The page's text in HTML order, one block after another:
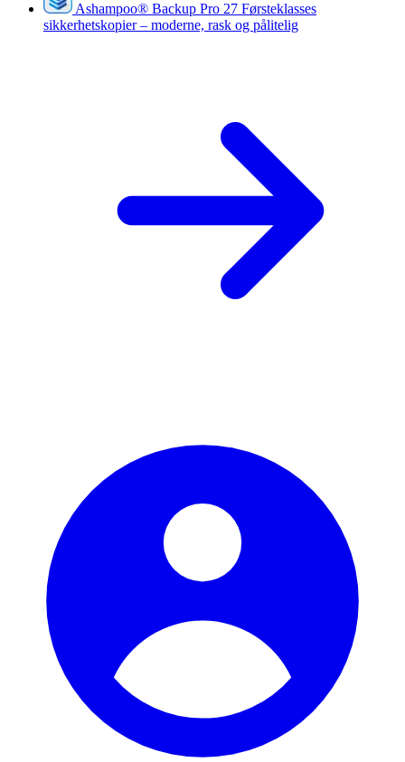
Ashampoo® Backup Pro 27 Førsteklasses
sikkerhetskopier – moderne, rask og pålitelig